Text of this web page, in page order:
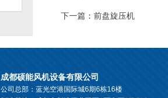
下一篇： 前盘旋压机
成都硕能风机设备有限公司
公司总部：蓝光空港国际城6期6栋16楼